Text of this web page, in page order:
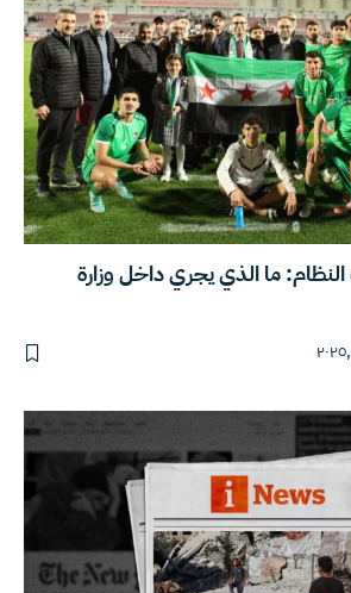
النظام: ما الذي يجري داخل وزارة